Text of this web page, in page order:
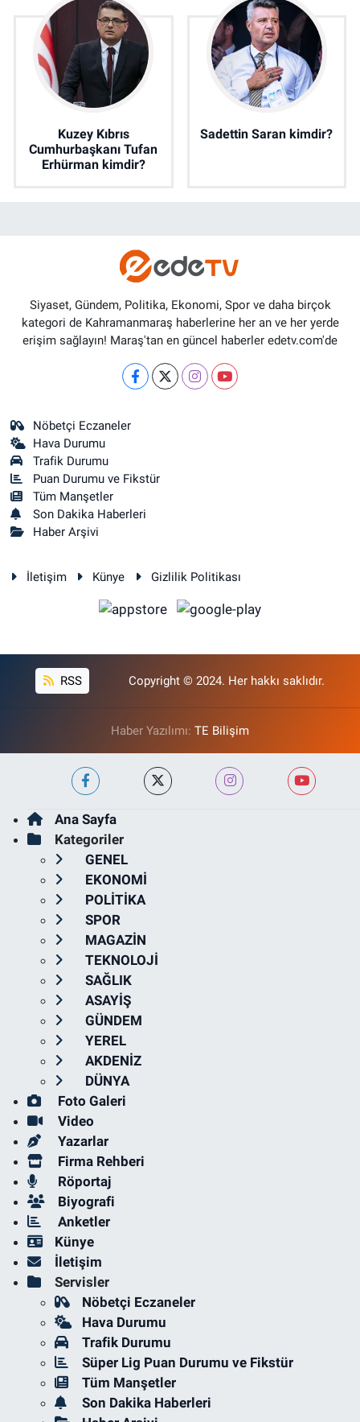
Kuzey Kıbrıs
Cumhurbaşkanı Tufan
Erhürman kimdir?
Sadettin Saran kimdir?
Siyaset, Gündem, Politika, Ekonomi, Spor ve daha birçok
kategori de Kahramanmaraş haberlerine her an ve her yerde
erişim sağlayın! Maraş'tan en güncel haberler edetv.com'de
Nöbetçi Eczaneler
Hava Durumu
Trafik Durumu
Puan Durumu ve Fikstür
Tüm Manşetler
Son Dakika Haberleri
Haber Arşivi
İletişim Künye Gizlilik Politikası
RSS Copyright © 2024. Her hakkı saklıdır.
Haber Yazılımı: TE Bilişim
Ana Sayfa
Kategoriler
GENEL
EKONOMİ
POLİTİKA
SPOR
MAGAZİN
TEKNOLOJİ
SAĞLIK
ASAYİŞ
GÜNDEM
YEREL
AKDENİZ
DÜNYA
Foto Galeri
Video
Yazarlar
Firma Rehberi
Röportaj
Biyografi
Anketler
Künye
İletişim
Servisler
Nöbetçi Eczaneler
Hava Durumu
Trafik Durumu
Süper Lig Puan Durumu ve Fikstür
Tüm Manşetler
Son Dakika Haberleri